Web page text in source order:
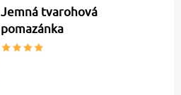
Jemná tvarohová
pomazánka